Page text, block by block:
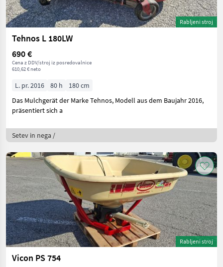
Rabljeni stroj
Tehnos L 180LW
690 €
Cena z DDV/stroj iz posredovalnice
610,62 € neto
L. pr. 2016 80 h
180 cm
Das Mulchgerät der Marke Tehnos, Modell aus dem Baujahr 2016,
präsentiert sich a
Setev in nega /
Rabljeni stroj
Vicon PS 754